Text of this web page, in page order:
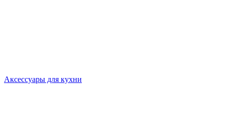
Аксессуары для кухни